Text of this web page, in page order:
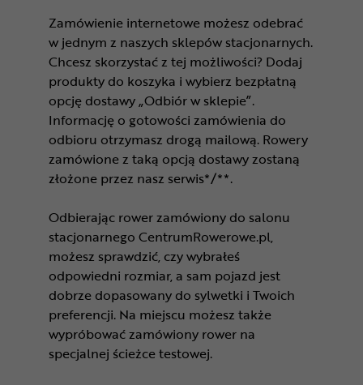
Zamówienie internetowe możesz odebrać
w jednym z naszych sklepów stacjonarnych.
Chcesz skorzystać z tej możliwości? Dodaj
produkty do koszyka i wybierz bezpłatną
opcję dostawy „Odbiór w sklepie”.
Informację o gotowości zamówienia do
odbioru otrzymasz drogą mailową. Rowery
zamówione z taką opcją dostawy zostaną
złożone przez nasz serwis*/**.
Odbierając rower zamówiony do salonu
stacjonarnego CentrumRowerowe.pl,
możesz sprawdzić, czy wybrałeś
odpowiedni rozmiar, a sam pojazd jest
dobrze dopasowany do sylwetki i Twoich
preferencji. Na miejscu możesz także
wypróbować zamówiony rower na
specjalnej ścieżce testowej.